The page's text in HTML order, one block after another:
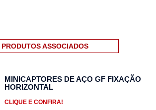
PRODUTOS ASSOCIADOS
MINICAPTORES DE AÇO GF FIXAÇÃO
HORIZONTAL
CLIQUE E CONFIRA!